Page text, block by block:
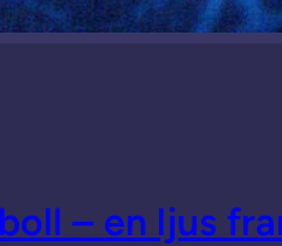
– en ljus